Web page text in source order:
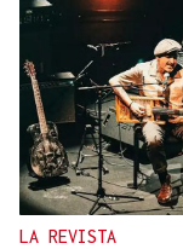
LA REVISTA